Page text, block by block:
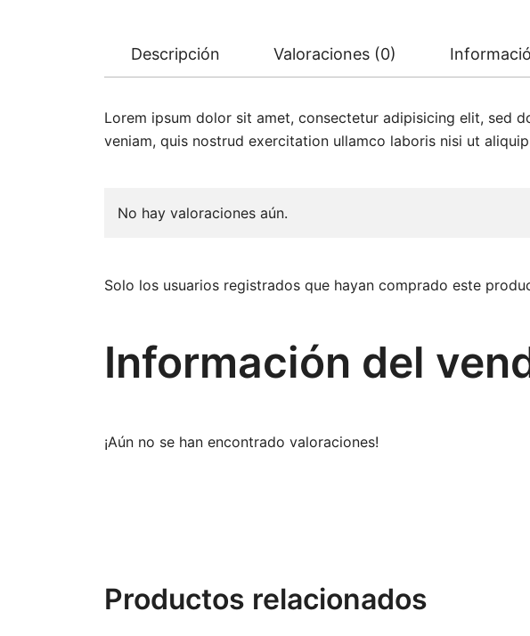
Descripción Valoraciones (0)
Lorem ipsum dolor sit amet, consectetur adipisicing elit, sed
veniam, quis nostrud exercitation ullamco laboris nisi ut
No hay valoraciones aún.
Solo los usuarios registrados que hayan comprado este
Información del
¡Aún no se han encontrado valoraciones!
Productos relacionados